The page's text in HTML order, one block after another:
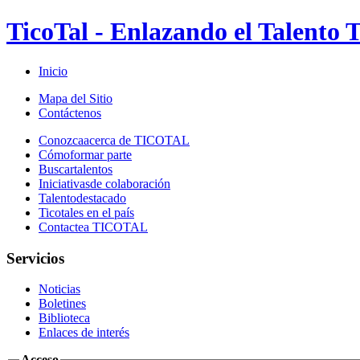
TicoTal - Enlazando el Talento
Inicio
Mapa del Sitio
Contáctenos
Conozcaacerca de TICOTAL
Cómoformar parte
Buscartalentos
Iniciativasde colaboración
Talentodestacado
Ticotales en el país
Contactea TICOTAL
Servicios
Noticias
Boletines
Biblioteca
Enlaces de interés